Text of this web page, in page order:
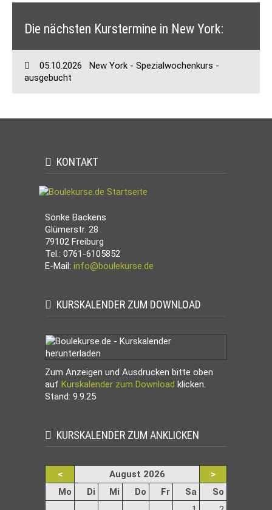
Die nächsten Kurstermine in New York:
05.10.2026
New York - Spezialwochenkurs -
ausgebucht
KONTAKT
Sönke Backens
Glümerstr. 28
79102 Freiburg
Tel.: 0761-6105852
E-Mail: info@boulekurse.de
KURSKALENDER ZUM DOWNLOAD
Zum Anzeigen und Ausdrucken bitte oben
auf Kurskalender zum Download klicken.
Stand: 9.9.25
KURSKALENDER ZUM ANKLICKEN
< August 2026
>
Mo ntagDi enstag
Mi ttwoch
Do nnerstag
FreitagSa mstag
So